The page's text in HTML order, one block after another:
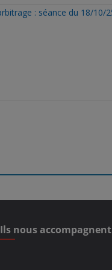
Ils nous accompagnent